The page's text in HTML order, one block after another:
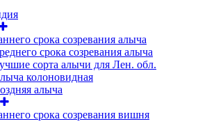
срока созревания алыча
срока созревания алыча
сорта алычи для Лен. обл.
колоновидная
алыча
срока созревания вишня